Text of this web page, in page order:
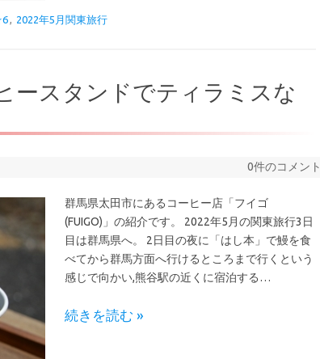
, 2022年5月関東旅行
ースタンドでティラミスな
0件のコメント
群馬県太田市にあるコーヒー店「フイゴ
(FUIGO)」の紹介です。 2022年5月の関東旅行3日
目は群馬県へ。 2日目の夜に「はし本」で鰻を食
べてから群馬方面へ行けるところまで行くという
感じで向かい,熊谷駅の近くに宿泊する…
続きを読む »